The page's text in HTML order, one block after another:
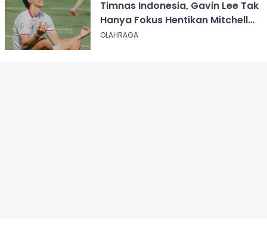
Timnas Indonesia, Gavin Lee Tak
Hanya Fokus Hentikan Mitchell
Baker
OLAHRAGA